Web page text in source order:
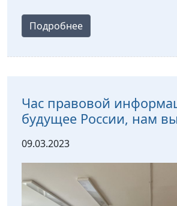
Подробнее
Час правовой
будущее России, нам
09.03.2023